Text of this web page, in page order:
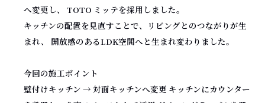
へ変更し、 TOTO ミッテを採用しました。
キッチンの配置を見直すことで、リビングとのつながりが生
まれ、 開放感のあるLDK空間へと生まれ変わりました。
今回の施工ポイント
壁付けキッチン → 対面キッチンへ変更 キッチンにカウンター